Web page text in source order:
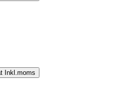
Inkl.moms